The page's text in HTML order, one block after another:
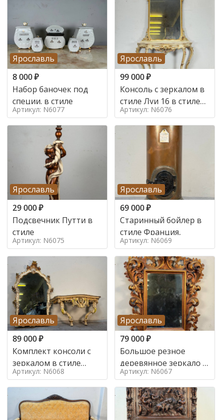
Ярославль
8 000₽
Набор баночек под
специи. в стиле
Артикул: N6077
Ярославль
99 000₽
Консоль с зеркалом в
стиле Луи 16 в стиле
Луи 16, Италия,
Артикул: N6076
Ярославль
29 000₽
Подсвечник Путти в
стиле
Артикул: N6075
Ярославль
69 000₽
Старинный бойлер в
стиле Франция,
Артикул: N6069
Ярославль
89 000₽
Комплект консоли с
зеркалом в стиле
ренессанс,
Артикул: N6068
Ярославль
79 000₽
Большое резное
деревянное зеркало с
золочением в стиле
Артикул: N6067